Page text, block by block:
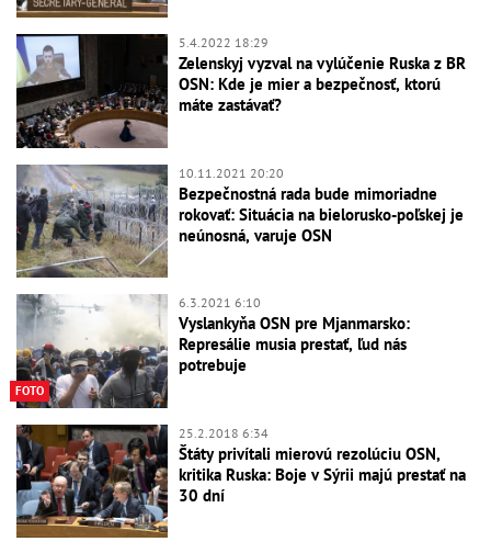
5.4.2022 18:29
Zelenskyj vyzval na vylúčenie Ruska z BR
OSN: Kde je mier a bezpečnosť, ktorú
máte zastávať?
10.11.2021 20:20
Bezpečnostná rada bude mimoriadne
rokovať: Situácia na bielorusko-poľskej je
neúnosná, varuje OSN
FOTO
6.3.2021 6:10
Vyslankyňa OSN pre Mjanmarsko:
Represálie musia prestať, ľud nás
potrebuje
25.2.2018 6:34
Štáty privítali mierovú rezolúciu OSN,
kritika Ruska: Boje v Sýrii majú prestať na
30 dní